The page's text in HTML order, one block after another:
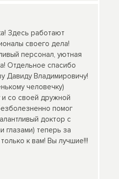
Здесь работают
своего дела!
персонал, уютная
Отдельное спасибо
Давиду Владимировичу!
человечку)
со своей дружной
помог
доктор с
глазами) теперь за
к вам! Вы лучшие!!!